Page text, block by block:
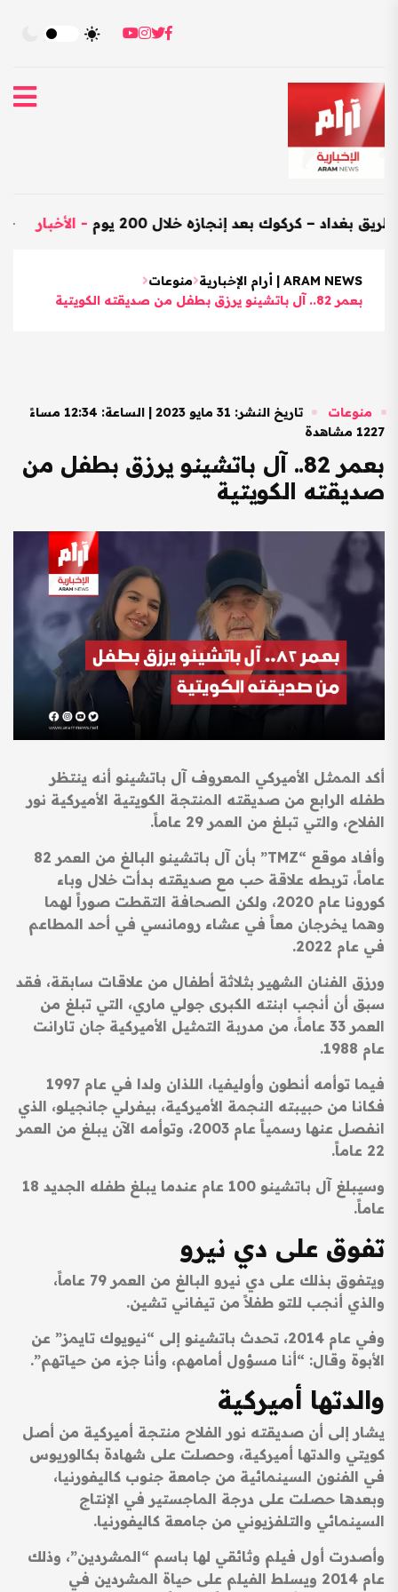
العراق - – كركوك بعد إنجازه خلال 200 يوم -الأخبار
ARAM NEWS | أرام الإخبارية
منوعات
بعمر 82.. آل باتشينو يرزق بطفل من صديقته الكويتية
منوعات
تاريخ النشر: 31 مايو 2023 | الساعة: 12:34 مساءً
1227 مشاهدة
بعمر 82.. آل باتشينو يرزق بطفل من
صديقته الكويتية
أكد الممثل الأميركي المعروف آل باتشينو أنه ينتظر
طفله الرابع من صديقته المنتجة الكويتية الأميركية نور
الفلاح، والتي تبلغ من العمر 29 عاماً.
وأفاد موقع “TMZ” بأن آل باتشينو البالغ من العمر 82
عاماً، تربطه علاقة حب مع صديقته بدأت خلال وباء
كورونا عام 2020، ولكن الصحافة التقطت صوراً لهما
وهما يخرجان معاً في عشاء رومانسي في أحد المطاعم
في عام 2022.
ورزق الفنان الشهير بثلاثة أطفال من علاقات سابقة، فقد
سبق أن أنجب ابنته الكبرى جولي ماري، التي تبلغ من
العمر 33 عاماً، من مدربة التمثيل الأميركية جان تارانت
عام 1988.
فيما توأمه أنطون وأوليفيا، اللذان ولدا في عام 1997
فكانا من حبيبته النجمة الأميركية، بيفرلي جانجيلو، الذي
انفصل عنها رسمياً عام 2003، وتوأمه الآن يبلغ من العمر
22 عاماً.
وسيبلغ آل باتشينو 100 عام عندما يبلغ طفله الجديد 18
عاماً.
تفوق على دي نيرو
ويتفوق بذلك على دي نيرو البالغ من العمر 79 عاماً،
والذي أنجب للتو طفلاً من تيفاني تشين.
وفي عام 2014، تحدث باتشينو إلى “نيويوك تايمز” عن
الأبوة وقال: “أنا مسؤول أمامهم، وأنا جزء من حياتهم”.
والدتها أميركية
يشار إلى أن صديقته نور الفلاح منتجة أميركية من أصل
كويتي والدتها أميركية، وحصلت على شهادة بكالوريوس
في الفنون السينمائية من جامعة جنوب كاليفورنيا،
وبعدها حصلت على درجة الماجستير في الإنتاج
السينمائي والتلفزيوني من جامعة كاليفورنيا.
وأصدرت أول فيلم وثائقي لها باسم “المشردين”، وذلك
عام 2014 ويسلط الفيلم على حياة المشردين في